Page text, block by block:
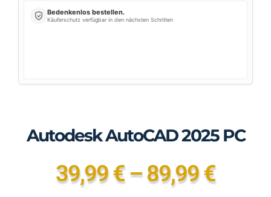
Bedenkenlos bestellen.
Käuferschutz verfügbar in den nächsten Schritten
Autodesk AutoCAD 2025 PC
39,99€–89,99€